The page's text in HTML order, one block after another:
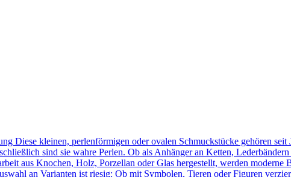
Diese kleinen, perlenförmigen oder ovalen Schmuckstücke gehören seit
sind sie wahre Perlen. Ob als Anhänger an Ketten,
aus Knochen, Holz, Porzellan oder Glas hergestellt, werden moderne
an Varianten ist riesig: Ob mit Symbolen, Tieren oder Figuren